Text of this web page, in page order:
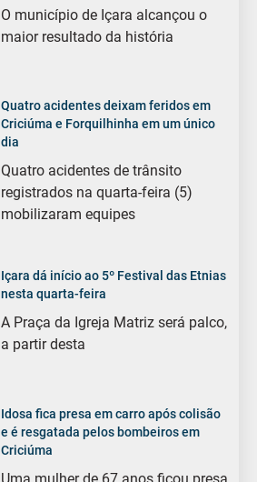
O município de Içara alcançou o
maior resultado da história
Quatro acidentes deixam feridos em
Criciúma e Forquilhinha em um único
dia
Quatro acidentes de trânsito
registrados na quarta-feira (5)
mobilizaram equipes
Içara dá início ao 5º Festival das Etnias
nesta quarta-feira
A Praça da Igreja Matriz será palco,
a partir desta
Idosa fica presa em carro após colisão
e é resgatada pelos bombeiros em
Criciúma
Uma mulher de 67 anos ficou presa